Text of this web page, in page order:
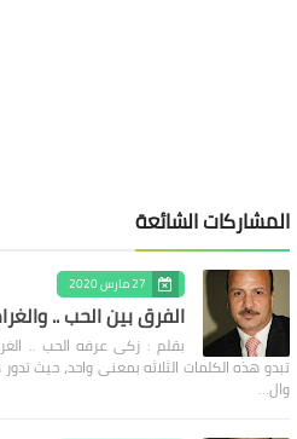
المشاركات الشائعة
27 مارس 2020
الفرق بين الحب ..
بقلم : زكى عرفه الحب ..
تبدو هذه الكلمات الثلاثه بمعنى واحد، حيث
وال…